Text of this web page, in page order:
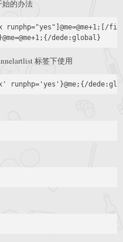
始的办法
runphp="yes"]@me=@me+1;[/
标签下使用